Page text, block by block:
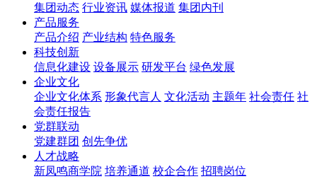
集团动态 行业资讯 媒体报道 集团内刊
产品服务
产品介绍 产业结构 特色服务
科技创新
信息化建设 设备展示 研发平台 绿色发展
企业文化
企业文化体系 形象代言人 文化活动 主题年 社会责任 社
会责任报告
党群联动
党建群团 创先争优
人才战略
新凤鸣商学院 培养通道 校企合作 招聘岗位